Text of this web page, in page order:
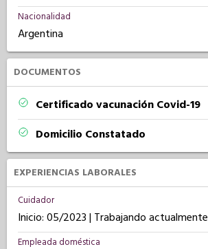
Nacionalidad
Argentina
DOCUMENTOS
Certificado vacunación Covid-19
Domicilio Constatado
EXPERIENCIAS LABORALES
Cuidador
Inicio: 05/2023 | Trabajando actualmente
Empleada doméstica